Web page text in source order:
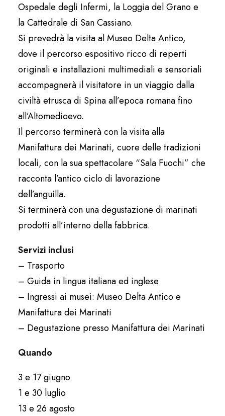
Ospedale degli Infermi, la Loggia del Grano e
la Cattedrale di San Cassiano.
Si prevedrà la visita al Museo Delta Antico,
dove il percorso espositivo ricco di reperti
originali e installazioni multimediali e sensoriali
accompagnerà il visitatore in un viaggio dalla
civiltà etrusca di Spina all’epoca romana fino
all’Altomedioevo.
Il percorso terminerà con la visita alla
Manifattura dei Marinati, cuore delle tradizioni
locali, con la sua spettacolare “Sala Fuochi” che
racconta l’antico ciclo di lavorazione
dell’anguilla.
Si terminerà con una degustazione di marinati
prodotti all’interno della fabbrica.
Servizi inclusi
– Trasporto
– Guida in lingua italiana ed inglese
– Ingressi ai musei: Museo Delta Antico e
Manifattura dei Marinati
– Degustazione presso Manifattura dei Marinati
Quando
3 e 17 giugno
1 e 30 luglio
13 e 26 agosto